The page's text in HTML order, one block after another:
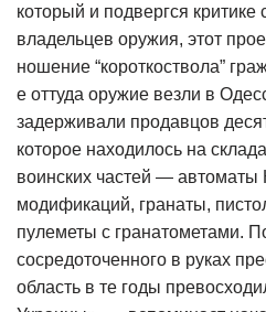
который и подвергся
владельцев оружия, этот
ношение “короткоствола”
е оттуда оружие везли в
задерживали продавцов
которое находилось на
воинских частей — автоматы
модификаций, гранаты,
пулеметы с гранатометами.
сосредоточенного в руках
область в те годы